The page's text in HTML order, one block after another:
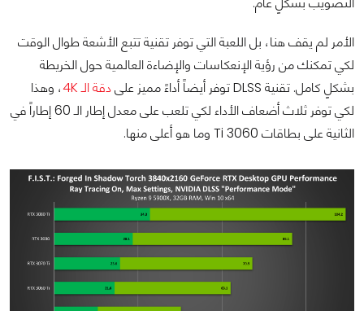
الأمر لم يقف هنا، بل اللعبة التي توفر تقنية تتبع الأشعة طوال الوقت
لكي تمكنك من رؤية الإنعكاسات والإضاءة العالمية حول الخريطة
بشكلٍ كامل. تقنية DLSS توفر أيضاً أداءً مميز على
دقة الـ 4K
، وهذا
لكي توفر ثلاث أضعاف الأداء لكي تلعب على معدل إطار الـ 60 إطاراً في
الثانية على بطاقات 3060 Ti وما هو أعلى منها.